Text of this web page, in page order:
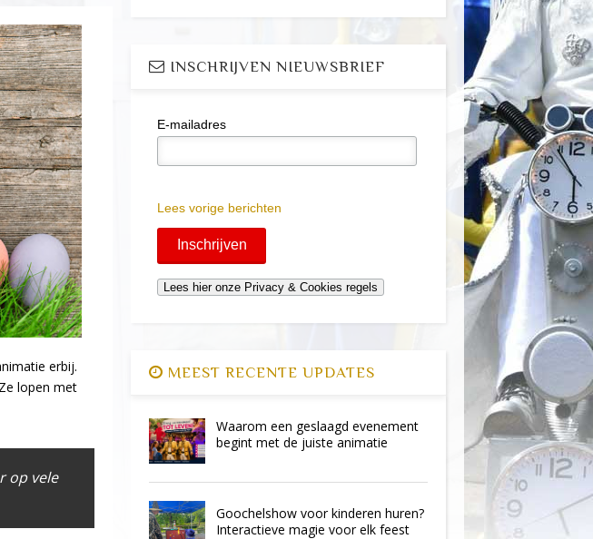
erbij.
lopen met
op vele
INSCHRIJVEN NIEUWSBRIEF
E-mailadres
Lees vorige berichten
MEEST RECENTE UPDATES
Waarom een geslaagd evenement
begint met de juiste animatie
Goochelshow voor kinderen huren?
Interactieve magie voor elk feest